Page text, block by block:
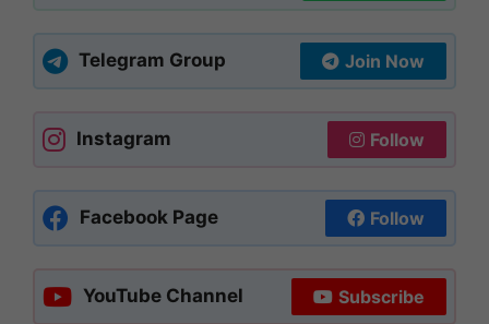
Telegram Group Join Now
Instagram Follow
Facebook Page Follow
YouTube Channel Subscribe